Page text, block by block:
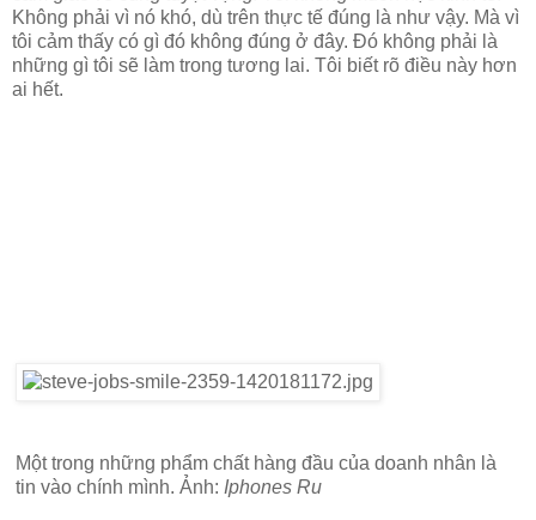
Không phải vì nó khó, dù trên thực tế đúng là như vậy. Mà vì
tôi cảm thấy có gì đó không đúng ở đây. Đó không phải là
những gì tôi sẽ làm trong tương lai. Tôi biết rõ điều này hơn
ai hết.
Một trong những phẩm chất hàng đầu của doanh nhân là
tin vào chính mình. Ảnh: Iphones Ru